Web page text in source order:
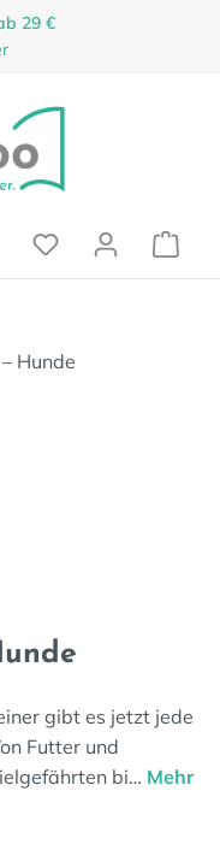
29 €
gibt es jetzt jede
Futter und
bi… Mehr